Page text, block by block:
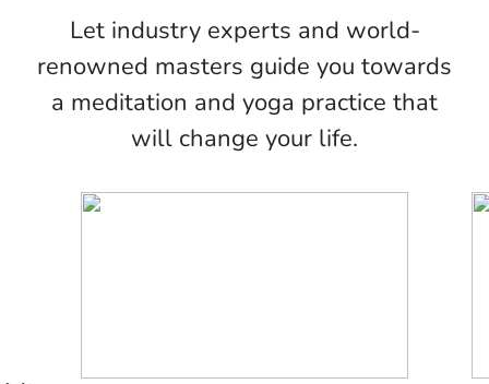
Let industry experts and world-
renowned masters guide you towards
a meditation and yoga practice that
will change your life.